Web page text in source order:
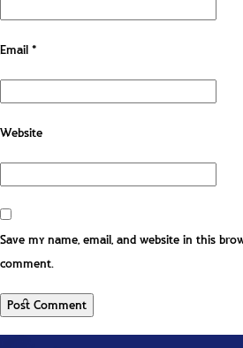
Email*
Website
Save my name, email, and website in this
comment.